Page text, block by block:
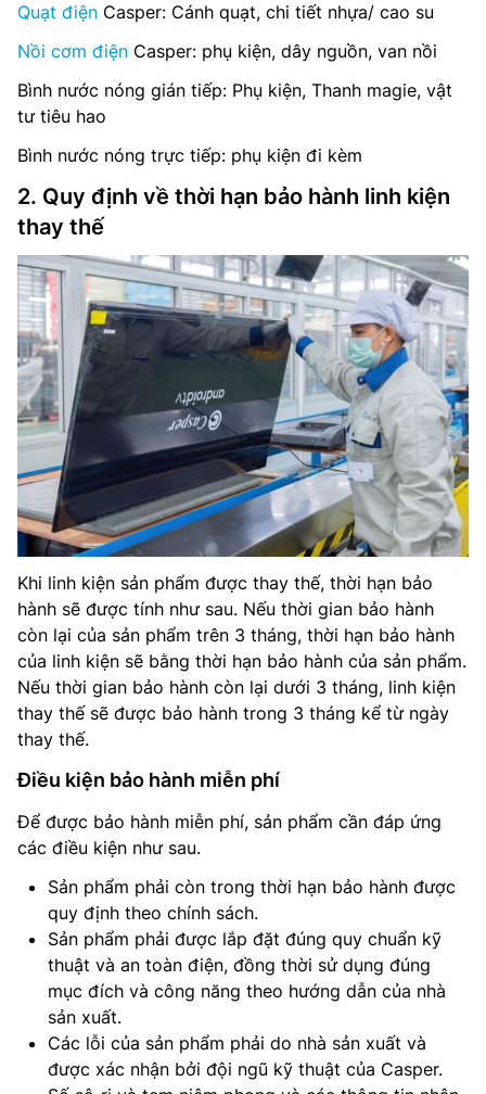
Quạt điện Casper: Cánh quạt, chi tiết nhựa/ cao su
Nồi cơm điện Casper: phụ kiện, dây nguồn, van nồi
Bình nước nóng gián tiếp: Phụ kiện, Thanh magie, vật
tư tiêu hao
Bình nước nóng trực tiếp: phụ kiện đi kèm
2. Quy định về thời hạn bảo hành linh kiện
thay thế
Khi linh kiện sản phẩm được thay thế, thời hạn bảo
hành sẽ được tính như sau. Nếu thời gian bảo hành
còn lại của sản phẩm trên 3 tháng, thời hạn bảo hành
của linh kiện sẽ bằng thời hạn bảo hành của sản phẩm.
Nếu thời gian bảo hành còn lại dưới 3 tháng, linh kiện
thay thế sẽ được bảo hành trong 3 tháng kể từ ngày
thay thế.
Điều kiện bảo hành miễn phí
Để được bảo hành miễn phí, sản phẩm cần đáp ứng
các điều kiện như sau.
Sản phẩm phải còn trong thời hạn bảo hành được
quy định theo chính sách.
Sản phẩm phải được lắp đặt đúng quy chuẩn kỹ
thuật và an toàn điện, đồng thời sử dụng đúng
mục đích và công năng theo hướng dẫn của nhà
sản xuất.
Các lỗi của sản phẩm phải do nhà sản xuất và
được xác nhận bởi đội ngũ kỹ thuật của Casper.